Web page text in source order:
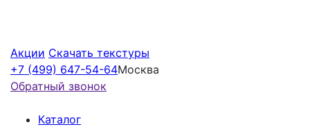
Акции Скачать текстуры
+7 (499) 647-54-64Москва
Обратный звонок
Каталог